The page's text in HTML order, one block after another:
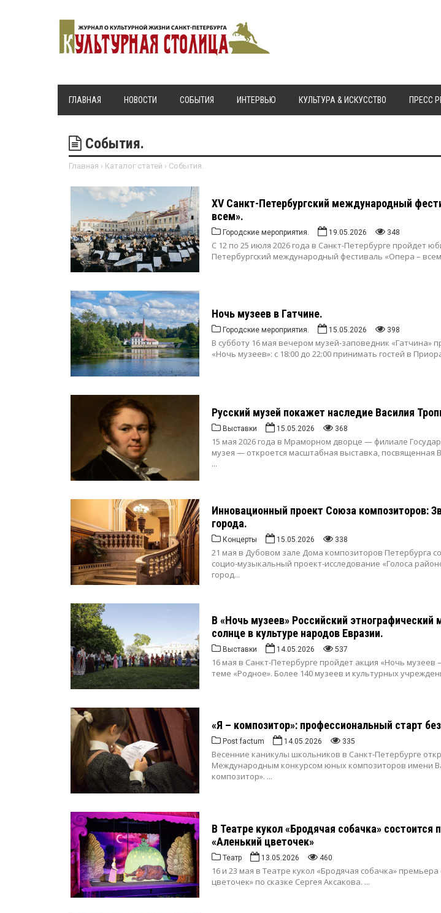
ГЛАВНАЯ НОВОСТИ СОБЫТИЯ ИНТЕРВЬЮ КУЛЬТУРА & ИСКУССТВО ПРЕСС
События.
Главная › Каталог статей › События.
XV Санкт-Петербургский международный
всем».
Городские мероприятия. 19.05.2026 348
С 12 по 25 июля 2026 года в Санкт-Петербурге пройдет
Петербургский международный фестиваль «Опера –
Ночь музеев в Гатчине.
Городские мероприятия. 15.05.2026 398
В субботу 16 мая вечером музей-заповедник «Гатчина»
«Ночь музеев»: с 18:00 до 22:00 принимать гостей в
Русский музей покажет наследие Василия
Выставки 15.05.2026 368
15 мая 2026 года в Мраморном дворце — филиале
музея — откроется масштабная выставка, посвященная
...
Инновационный проект Союза композиторов:
города.
Концерты 15.05.2026 338
21 мая в Дубовом зале Дома композиторов Петербурга
социо-музыкальный проект-исследование «Голоса
город...
В «Ночь музеев» Российский этнографический
солнце в культуре народов Евразии.
Выставки 14.05.2026 537
16 мая в Санкт-Петербурге пройдет акция «Ночь музеев
теме «Родное». Более 140 музеев и культурных
«Я – композитор»: профессиональный старт
Post factum 14.05.2026 335
Весенние каникулы школьников в Санкт-Петербурге
Международным конкурсом юных композиторов имени
композитор». ...
В Театре кукол «Бродячая собачка» состоится
«Аленький цветочек»
Театр 13.05.2026 460
16 и 23 мая в Театре кукол «Бродячая собачка»
цветочек» по сказке Сергея Аксакова. ...